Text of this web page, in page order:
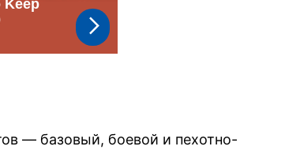
— базовый, боевой и пехотно-